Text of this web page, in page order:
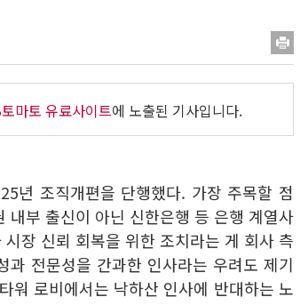
마토 유료사이트에 노출된 기사입니다.
년 조직개편을 단행했다. 가장 주목할 점
내부 출신이 아닌 신한은행 등 은행 계열사
장 신뢰 회복을 위한 조치라는 게 회사 측
전문성을 간과한 인사라는 우려도 제기
워 로비에서는 낙하산 인사에 반대하는 노